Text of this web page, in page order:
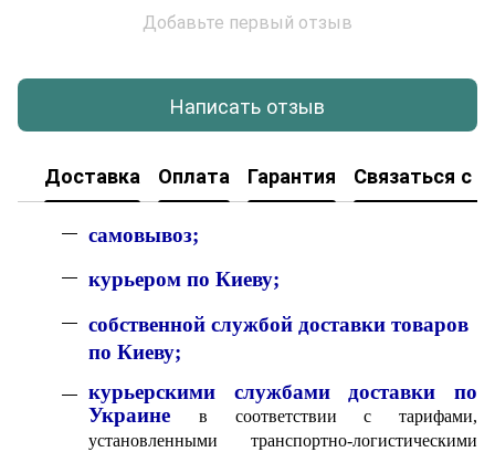
Добавьте первый отзыв
Написать отзыв
Доставка Оплата Гарантия Связаться с
самовывоз;
курьером по Киеву;
собственной службой доставки товаров
по Киеву;
курьерскими службами доставки по
Украине
в соответствии с тарифами,
установленными транспортно-логистическими